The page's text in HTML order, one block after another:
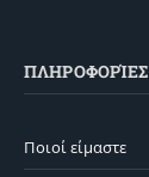
ΠΛΗΡΟΦΟΡΊΕΣ
Ποιοί είμαστε